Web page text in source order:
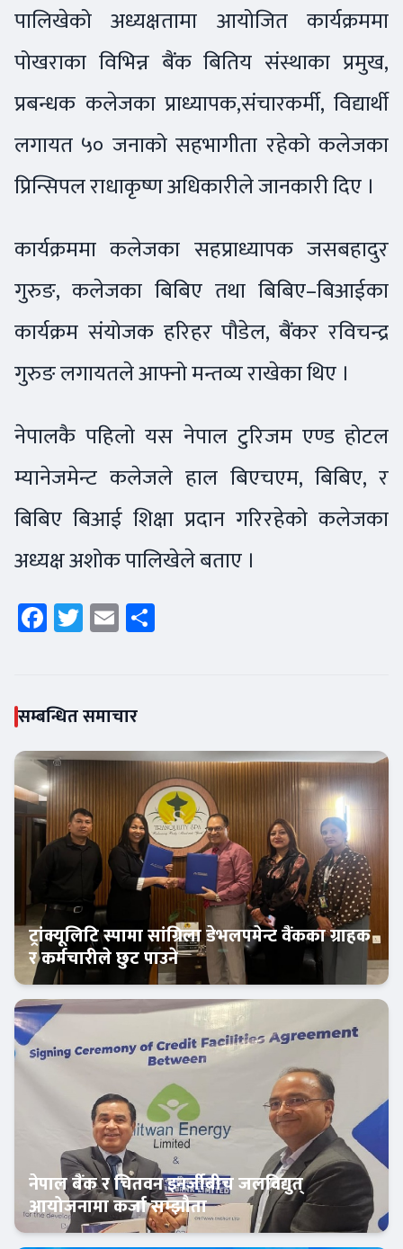
पालिखेको अध्यक्षतामा आयोजित कार्यक्रममा
पोखराका विभिन्न बैंक बितिय संस्थाका प्रमुख,
प्रबन्धक कलेजका प्राध्यापक,संचारकर्मी, विद्यार्थी
लगायत ५० जनाको सहभागीता रहेको कलेजका
प्रिन्सिपल राधाकृष्ण अधिकारीले जानकारी दिए ।
कार्यक्रममा कलेजका सहप्राध्यापक जसबहादुर
गुरुङ, कलेजका बिबिए तथा बिबिए–बिआईका
कार्यक्रम संयोजक हरिहर पौडेल, बैंकर रविचन्द्र
गुरुङ लगायतले आफ्नो मन्तव्य राखेका थिए ।
नेपालकै पहिलो यस नेपाल टुरिजम एण्ड होटल
म्यानेजमेन्ट कलेजले हाल बिएचएम, बिबिए, र
बिबिए बिआई शिक्षा प्रदान गरिरहेको कलेजका
अध्यक्ष अशोक पालिखेले बताए ।
Facebook
Twitter
Email
सम्बन्धित समाचार
बैंक-वित्त
ट्रांक्यूलिटि स्पामा सांग्रिला डेभलपमेन्ट वैंकका ग्राहक
र कर्मचारीले छुट पाउने
नेपाल बैंक र चितवन इनर्जीबीच जलविद्युत्
आयोजनामा कर्जा सम्झौता